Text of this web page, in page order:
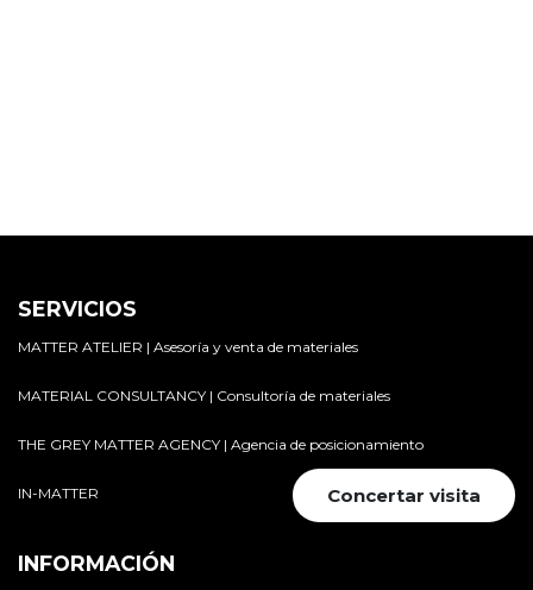
SERVICIOS
MATTER ATELIER | Asesoría y venta de materiales
MATERIAL CONSULTANCY | Consultoría de materiales
THE GREY MATTER AGENCY | Agencia de posicionamiento
IN-MATTER
INFORMACIÓN
Concertar visita